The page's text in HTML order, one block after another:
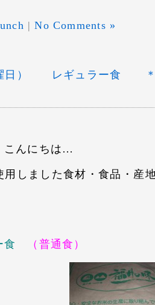
|No Comments »
曜日） レギュラー食
にちは…
用しました食材・食品・産
食 （普通食）